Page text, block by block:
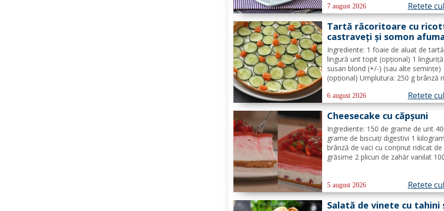
Se adaugă untul topit, făina și praful
7 august 2026 Retete
Tartă răcoritoare cu
castraveți și somon
Ingrediente: 1 foaie de aluat de
lingură unt topit (opțional) 1
susan blond (+/-) (sau alte semințe)
(opțional) Umplutura: 250 g brânză
verde (+/-) piper Toppinguri: 1
80 gr somon afumat 1 linguriță
de susan...
6 august 2026 Retete
Cheesecake cu căpșuni
Ingrediente: 150 de grame de unt
grame de biscuiți digestivi 1
brânză de vaci cu conținut ridicat de
grăsime 2 plicuri de zahăr vanilat
smântână pentru frișcă 4 foi de
hidratate în apă rece...
5 august 2026 Retete
Salată de vinete cu tahini